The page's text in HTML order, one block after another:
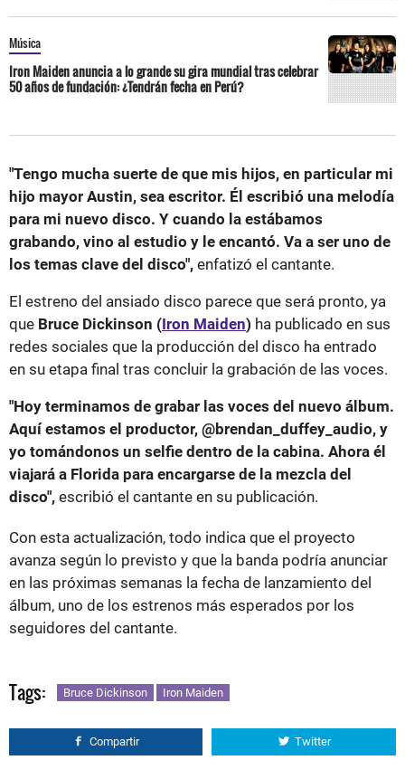
Música
Iron Maiden anuncia a lo grande su gira mundial tras celebrar
50 años de fundación: ¿Tendrán fecha en Perú?
"Tengo mucha suerte de que mis hijos, en particular mi
hijo mayor Austin, sea escritor. Él escribió una melodía
para mi nuevo disco. Y cuando la estábamos
grabando, vino al estudio y le encantó. Va a ser uno de
los temas clave del disco", enfatizó el cantante.
El estreno del ansiado disco parece que será pronto, ya
que Bruce Dickinson (Iron Maiden) ha publicado en sus
redes sociales que la producción del disco ha entrado
en su etapa final tras concluir la grabación de las voces.
"Hoy terminamos de grabar las voces del nuevo álbum.
Aquí estamos el productor, @brendan_duffey_audio, y
yo tomándonos un selfie dentro de la cabina. Ahora él
viajará a Florida para encargarse de la mezcla del
disco", escribió el cantante en su publicación.
Con esta actualización, todo indica que el proyecto
avanza según lo previsto y que la banda podría anunciar
en las próximas semanas la fecha de lanzamiento del
álbum, uno de los estrenos más esperados por los
seguidores del cantante.
Tags: Bruce Dickinson Iron Maiden
Compartir Twitter